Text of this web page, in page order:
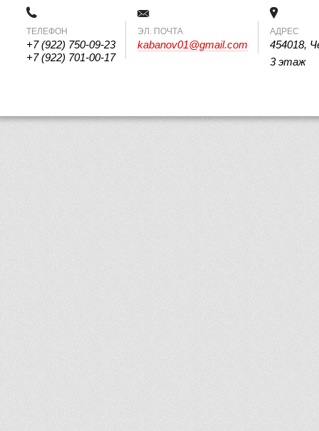
ТЕЛЕФОН
+7 (922) 750-09-23
+7 (922) 701-00-17
ЭЛ. ПОЧТА
kabanov01@gmail.com
АДРЕС
454018,
3 этаж